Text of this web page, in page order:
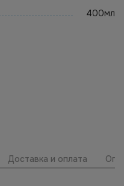
400мл
Доставка и оплата